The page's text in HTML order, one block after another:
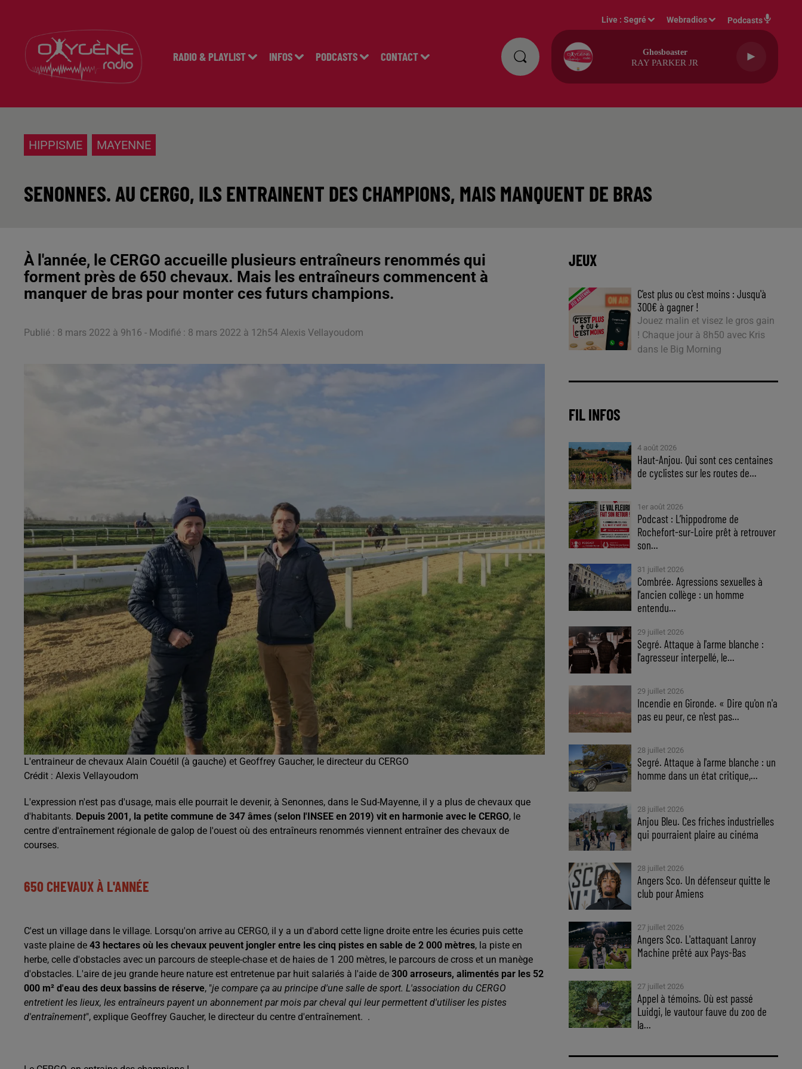
RADIO & PLAYLIST INFOS PODCASTS CONTACT
Live :Segré Webradios Podcasts
Ghosboaster
RAY PARKER JR
HIPPISME MAYENNE
SENONNES. AU CERGO, ILS ENTRAINENT DES CHAMPIONS, MAIS MANQUENT DE BRAS
À l'année, le CERGO accueille plusieurs entraîneurs renommés qui
forment près de 650 chevaux. Mais les entraîneurs commencent à
manquer de bras pour monter ces futurs champions.
Publié : 8 mars 2022 à 9h16 - Modifié : 8 mars 2022 à 12h54 Alexis Vellayoudom
L'entraineur de chevaux Alain Couétil (à gauche) et Geoffrey Gaucher, le directeur du CERGO
Crédit : Alexis Vellayoudom
L'expression n'est pas d'usage, mais elle pourrait le devenir, à Senonnes, dans le Sud-Mayenne, il y a plus de chevaux que
d'habitants. Depuis 2001, la petite commune de 347 âmes (selon l'INSEE en 2019) vit en harmonie avec le CERGO, le
centre d'entraînement régionale de galop de l'ouest où des entraîneurs renommés viennent entraîner des chevaux de
courses.
650 CHEVAUX À L'ANNÉE
C'est un village dans le village. Lorsqu'on arrive au CERGO, il y a un d'abord cette ligne droite entre les écuries puis cette
vaste plaine de 43 hectares où les chevaux peuvent jongler entre les cinq pistes en sable de 2 000 mètres, la piste en
herbe, celle d'obstacles avec un parcours de steeple-chase et de haies de 1 200 mètres, le parcours de cross et un manège
d'obstacles. L'aire de jeu grande heure nature est entretenue par huit salariés à l'aide de 300 arroseurs, alimentés par les 52
000 m² d'eau des deux bassins de réserve, "je compare ça au principe d'une salle de sport. L'association du CERGO
entretient les lieux, les entraîneurs payent un abonnement par mois par cheval qui leur permettent d'utiliser les pistes
d'entraînement", explique Geoffrey Gaucher, le directeur du centre d'entraînement. .
JEUX
C'est plus ou c'est moins : Jusqu'à
300€ à gagner !
Jouez malin et visez le gros gain
! Chaque jour à 8h50 avec Kris
dans le Big Morning
FIL INFOS
4 août 2026
Haut-Anjou. Qui sont ces centaines
de cyclistes sur les routes de...
1er août 2026
Podcast : L’hippodrome de
Rochefort-sur-Loire prêt à retrouver
son...
31 juillet 2026
Combrée. Agressions sexuelles à
l'ancien collège : un homme
entendu...
29 juillet 2026
Segré. Attaque à l'arme blanche :
l'agresseur interpellé, le...
29 juillet 2026
Incendie en Gironde. « Dire qu'on n'a
pas eu peur, ce n'est pas...
28 juillet 2026
Segré. Attaque à l'arme blanche : un
homme dans un état critique,...
28 juillet 2026
Anjou Bleu. Ces friches industrielles
qui pourraient plaire au cinéma
28 juillet 2026
Angers Sco. Un défenseur quitte le
club pour Amiens
27 juillet 2026
Angers Sco. L'attaquant Lanroy
Machine prêté aux Pays-Bas
27 juillet 2026
Appel à témoins. Où est passé
Luidgi, le vautour fauve du zoo de
la...